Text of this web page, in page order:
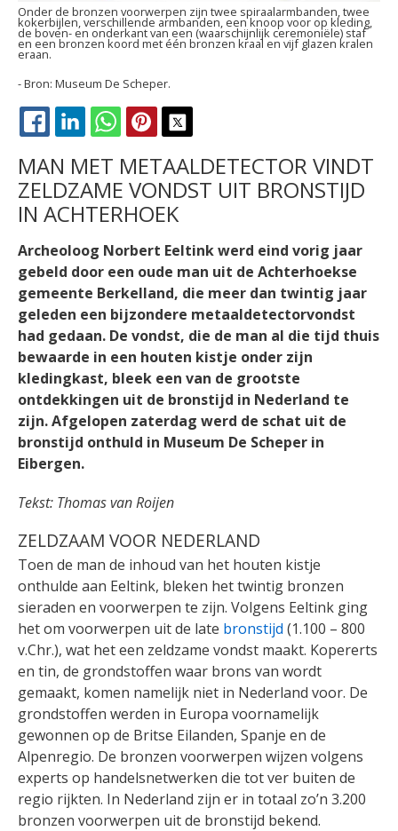
Onder de bronzen voorwerpen zijn twee spiraalarmbanden, twee
kokerbijlen, verschillende armbanden, een knoop voor op kleding,
de boven- en onderkant van een (waarschijnlijk ceremoniële) staf
en een bronzen koord met één bronzen kraal en vijf glazen kralen
eraan.
Museum De Scheper.
FACEBOOK
LINKEDINWHATSAPPPINTEREST
MAN MET METAALDETECTOR VINDT
ZELDZAME VONDST UIT BRONSTIJD
IN ACHTERHOEK
Archeoloog Norbert Eeltink werd eind vorig jaar
gebeld door een oude man uit de Achterhoekse
gemeente Berkelland, die meer dan twintig jaar
geleden een bijzondere metaaldetectorvondst
had gedaan. De vondst, die de man al die tijd thuis
bewaarde in een houten kistje onder zijn
kledingkast, bleek een van de grootste
ontdekkingen uit de bronstijd in Nederland te
zijn. Afgelopen zaterdag werd de schat uit de
bronstijd onthuld in Museum De Scheper in
Eibergen.
Tekst: Thomas van Roijen
ZELDZAAM VOOR NEDERLAND
Toen de man de inhoud van het houten kistje
onthulde aan Eeltink, bleken het twintig bronzen
sieraden en voorwerpen te zijn. Volgens Eeltink ging
het om voorwerpen uit de late bronstijd (1.100 – 800
v.Chr.), wat het een zeldzame vondst maakt. Kopererts
en tin, de grondstoffen waar brons van wordt
gemaakt, komen namelijk niet in Nederland voor. De
grondstoffen werden in Europa voornamelijk
gewonnen op de Britse Eilanden, Spanje en de
Alpenregio. De bronzen voorwerpen wijzen volgens
experts op handelsnetwerken die tot ver buiten de
regio rijkten. In Nederland zijn er in totaal zo’n 3.200
bronzen voorwerpen uit de bronstijd bekend.